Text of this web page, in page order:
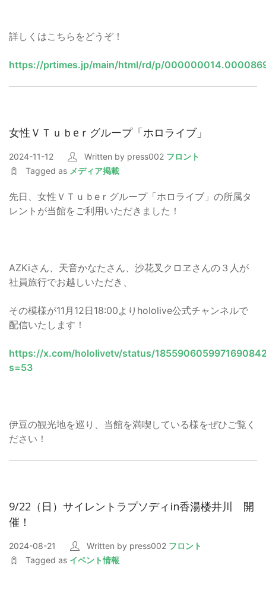
詳しくはこちらをどうぞ！
https://prtimes.jp/main/html/rd/p/
女性ＶＴｕｂeｒグループ「ホロライブ」
2024-11-12 Written by press002 フロント
Tagged as メディア掲載
先日、女性ＶＴｕｂeｒグループ「ホロライブ」の所属タ
レントが当館をご利用いただきました！
AZKiさん、天音かなたさん、沙花叉クロヱさんの３人が
社員旅行でお越しいただき、
その模様が11月12日18:00よりhololive公式チャンネルで
配信いたします！
https://x.com/hololivetv/status/
s=53
伊豆の観光地を巡り、当館を満喫している様をぜひご覧く
ださい！
9/22（日）サイレントラプソディin香湯楼井川 開
催！
2024-08-21 Written by press002 フロント
Tagged as イベント情報